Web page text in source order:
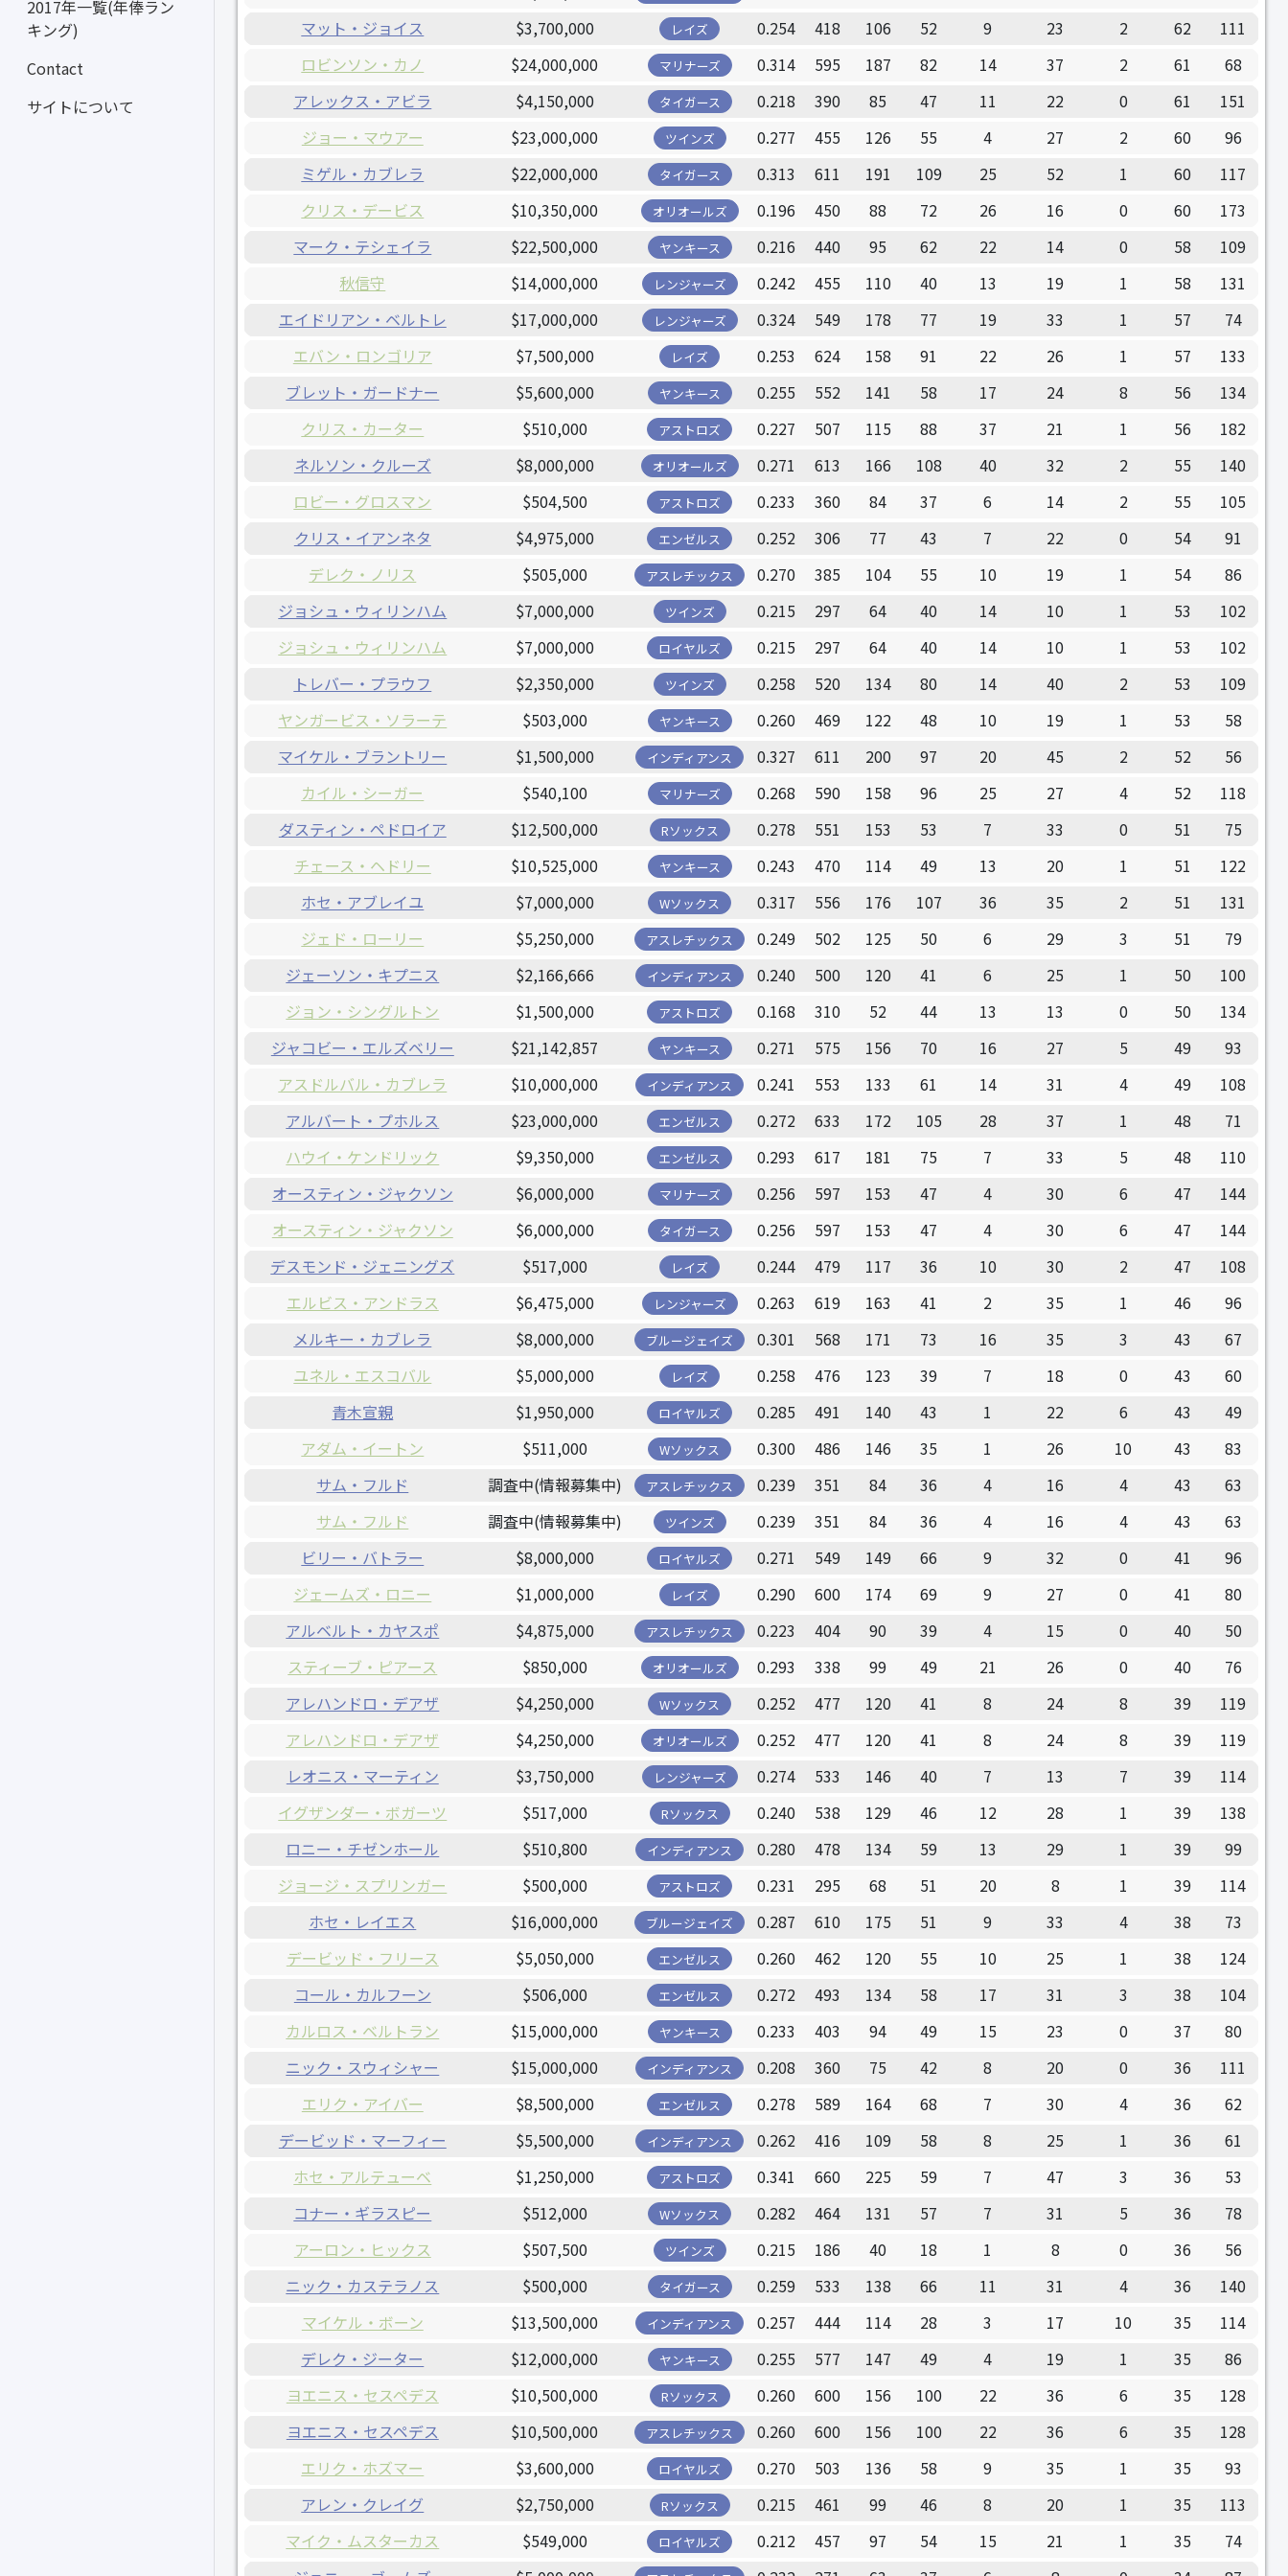
2017年一覧(年俸ラン
キング)
Contact
サイトについて
マット・ジョイス
$3,700,000 レイズ 0.254 418 106 52 9 23 2 62
111
ロビンソン・カノ
$24,000,000 マリナーズ 0.314 595 187 82 14 37 2 61
68
アレックス・アビラ
$4,150,000 タイガース 0.218 390 85 47 11 22 0 61
151
ジョー・マウアー
$23,000,000 ツインズ 0.277 455 126 55 4 27 2 60
96
ミゲル・カブレラ
$22,000,000 タイガース 0.313 611 191 109 25 52 1 60
117
クリス・デービス
$10,350,000 オリオールズ 0.196 450 88 72 26 16 0 60
173
マーク・テシェイラ
$22,500,000 ヤンキース 0.216 440 95 62 22 14 0 58
109
秋信守
$14,000,000 レンジャーズ 0.242 455 110 40 13 19 1 58
131
エイドリアン・ベルトレ
$17,000,000 レンジャーズ 0.324 549 178 77 19 33 1 57
74
エバン・ロンゴリア
$7,500,000 レイズ 0.253 624 158 91 22 26 1 57
133
ブレット・ガードナー
$5,600,000 ヤンキース 0.255 552 141 58 17 24 8 56
134
クリス・カーター
$510,000 アストロズ 0.227 507 115 88 37 21 1 56
182
ネルソン・クルーズ
$8,000,000 オリオールズ 0.271 613 166 108 40 32 2 55
140
ロビー・グロスマン
$504,500 アストロズ 0.233 360 84 37 6 14 2 55
105
クリス・イアンネタ
$4,975,000 エンゼルス 0.252 306 77 43 7 22 0 54
91
デレク・ノリス
$505,000 アスレチックス 0.270 385 104 55 10 19 1 54
86
ジョシュ・ウィリンハム
$7,000,000 ツインズ 0.215 297 64 40 14 10 1 53
102
ジョシュ・ウィリンハム
$7,000,000 ロイヤルズ 0.215 297 64 40 14 10 1 53
102
トレバー・プラウフ
$2,350,000 ツインズ 0.258 520 134 80 14 40 2 53
109
ヤンガービス・ソラーテ
$503,000 ヤンキース 0.260 469 122 48 10 19 1 53
58
マイケル・ブラントリー
$1,500,000 インディアンス 0.327 611 200 97 20 45 2 52
56
カイル・シーガー
$540,100 マリナーズ 0.268 590 158 96 25 27 4 52
118
ダスティン・ペドロイア
$12,500,000 Rソックス 0.278 551 153 53 7 33 0 51
75
チェース・ヘドリー
$10,525,000 ヤンキース 0.243 470 114 49 13 20 1 51
122
ホセ・アブレイユ
$7,000,000 Wソックス 0.317 556 176 107 36 35 2 51
131
ジェド・ローリー
$5,250,000 アスレチックス 0.249 502 125 50 6 29 3 51
79
ジェーソン・キプニス
$2,166,666 インディアンス 0.240 500 120 41 6 25 1 50
100
ジョン・シングルトン
$1,500,000 アストロズ 0.168 310 52 44 13 13 0 50
134
ジャコビー・エルズベリー
$21,142,857 ヤンキース 0.271 575 156 70 16 27 5 49
93
アスドルバル・カブレラ
$10,000,000 インディアンス 0.241 553 133 61 14 31 4 49
108
アルバート・プホルス
$23,000,000 エンゼルス 0.272 633 172 105 28 37 1 48
71
ハウイ・ケンドリック
$9,350,000 エンゼルス 0.293 617 181 75 7 33 5 48
110
オースティン・ジャクソン
$6,000,000 マリナーズ 0.256 597 153 47 4 30 6 47
144
オースティン・ジャクソン
$6,000,000 タイガース 0.256 597 153 47 4 30 6 47
144
デスモンド・ジェニングズ
$517,000 レイズ 0.244 479 117 36 10 30 2 47
108
エルビス・アンドラス
$6,475,000 レンジャーズ 0.263 619 163 41 2 35 1 46
96
メルキー・カブレラ
$8,000,000 ブルージェイズ 0.301 568 171 73 16 35 3 43
67
ユネル・エスコバル
$5,000,000 レイズ 0.258 476 123 39 7 18 0 43
60
青木宣親
$1,950,000 ロイヤルズ 0.285 491 140 43 1 22 6 43
49
アダム・イートン
$511,000 Wソックス 0.300 486 146 35 1 26 10 43
83
サム・フルド
調査中(情報募集中) アスレチックス 0.239 351 84 36 4 16 4 43
63
サム・フルド
調査中(情報募集中) ツインズ 0.239 351 84 36 4 16 4 43
63
ビリー・バトラー
$8,000,000 ロイヤルズ 0.271 549 149 66 9 32 0 41
96
ジェームズ・ロニー
$1,000,000 レイズ 0.290 600 174 69 9 27 0 41
80
アルベルト・カヤスポ
$4,875,000 アスレチックス 0.223 404 90 39 4 15 0 40
50
スティーブ・ピアース
$850,000 オリオールズ 0.293 338 99 49 21 26 0 40
76
アレハンドロ・デアザ
$4,250,000 Wソックス 0.252 477 120 41 8 24 8 39
119
アレハンドロ・デアザ
$4,250,000 オリオールズ 0.252 477 120 41 8 24 8 39
119
レオニス・マーティン
$3,750,000 レンジャーズ 0.274 533 146 40 7 13 7 39
114
イグザンダー・ボガーツ
$517,000 Rソックス 0.240 538 129 46 12 28 1 39
138
ロニー・チゼンホール
$510,800 インディアンス 0.280 478 134 59 13 29 1 39
99
ジョージ・スプリンガー
$500,000 アストロズ 0.231 295 68 51 20 8 1 39
114
ホセ・レイエス
$16,000,000 ブルージェイズ 0.287 610 175 51 9 33 4 38
73
デービッド・フリース
$5,050,000 エンゼルス 0.260 462 120 55 10 25 1 38
124
コール・カルフーン
$506,000 エンゼルス 0.272 493 134 58 17 31 3 38
104
カルロス・ベルトラン
$15,000,000 ヤンキース 0.233 403 94 49 15 23 0 37
80
ニック・スウィシャー
$15,000,000 インディアンス 0.208 360 75 42 8 20 0 36
111
エリク・アイバー
$8,500,000 エンゼルス 0.278 589 164 68 7 30 4 36
62
デービッド・マーフィー
$5,500,000 インディアンス 0.262 416 109 58 8 25 1 36
61
ホセ・アルテューベ
$1,250,000 アストロズ 0.341 660 225 59 7 47 3 36
53
コナー・ギラスピー
$512,000 Wソックス 0.282 464 131 57 7 31 5 36
78
アーロン・ヒックス
$507,500 ツインズ 0.215 186 40 18 1 8 0 36
56
ニック・カステラノス
$500,000 タイガース 0.259 533 138 66 11 31 4 36
140
マイケル・ボーン
$13,500,000 インディアンス 0.257 444 114 28 3 17 10 35
114
デレク・ジーター
$12,000,000 ヤンキース 0.255 577 147 49 4 19 1 35
86
ヨエニス・セスペデス
$10,500,000 Rソックス 0.260 600 156 100 22 36 6 35
128
ヨエニス・セスペデス
$10,500,000 アスレチックス 0.260 600 156 100 22 36 6 35
128
エリク・ホズマー
$3,600,000 ロイヤルズ 0.270 503 136 58 9 35 1 35
93
アレン・クレイグ
$2,750,000 Rソックス 0.215 461 99 46 8 20 1 35
113
マイク・ムスターカス
$549,000 ロイヤルズ 0.212 457 97 54 15 21 1 35
74